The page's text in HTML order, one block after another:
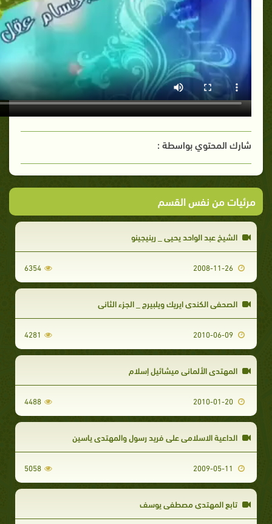
شارك المحتوي بواسطة :
مرئيات من نفس القسم
الشيخ عبد الواحد يحيى _ رينيجينو
6354
الصحفي الكندي ايريك ويلبيرج _ الجزء الثاني
4281
المهتدى الألماني ميشائيل إسلام
4488
الداعية الاسلامى على فريد رسول والمهتدى ياسين
5058
تابع المهتدي مصطفى يوسف